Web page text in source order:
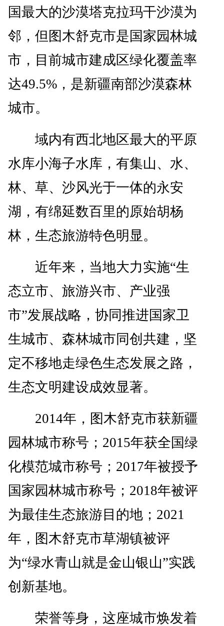
国最大的沙漠塔克拉玛干沙漠为
邻，但图木舒克市是国家园林城
市，目前城市建成区绿化覆盖率
达49.5%，是新疆南部沙漠森林
城市。
域内有西北地区最大的平原
水库小海子水库，有集山、水、
林、草、沙风光于一体的永安
湖，有绵延数百里的原始胡杨
林，生态旅游特色明显。
近年来，当地大力实施“生
态立市、旅游兴市、产业强
市”发展战略，协同推进国家卫
生城市、森林城市同创共建，坚
定不移地走绿色生态发展之路，
生态文明建设成效显著。
2014年，图木舒克市获新疆
园林城市称号；2015年获全国绿
化模范城市称号；2017年被授予
国家园林城市称号；2018年被评
为最佳生态旅游目的地；2021
年，图木舒克市草湖镇被评
为“绿水青山就是金山银山”实践
创新基地。
荣誉等身，这座城市焕发着